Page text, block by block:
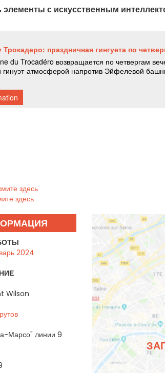
с искусственным
здесь
здесь
2024
Wilson
Марсо" линии 9